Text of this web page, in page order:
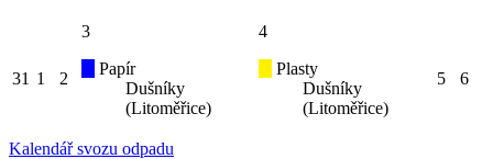
31 1 2
3
Papír
Dušníky
(Litoměřice)
4
Plasty
Dušníky
(Litoměřice)
5 6
Kalendář svozu odpadu